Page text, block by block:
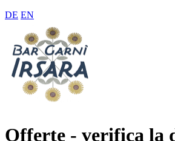
DE EN
Offerte - verifica la